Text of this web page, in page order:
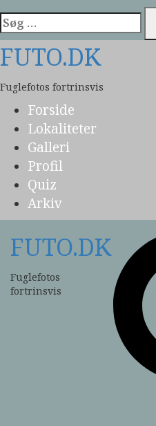
Søg
efter:
FUTO.DK
Fuglefotos fortrinsvis
Forside
Lokaliteter
Galleri
Profil
Quiz
Arkiv
FUTO.DK
Fuglefotos
fortrinsvis